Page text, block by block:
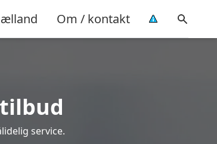
Om / kontakt
service.